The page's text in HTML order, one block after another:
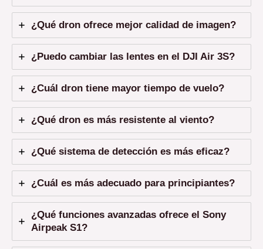
¿Qué dron ofrece mejor calidad de imagen?
¿Puedo cambiar las lentes en el DJI Air 3S?
¿Cuál dron tiene mayor tiempo de vuelo?
¿Qué dron es más resistente al viento?
¿Qué sistema de detección es más eficaz?
¿Cuál es más adecuado para principiantes?
¿Qué funciones avanzadas ofrece el Sony
Airpeak S1?